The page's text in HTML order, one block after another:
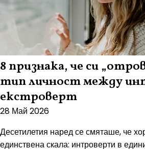
8 признака, че си
тип личност между
екстроверт
28 Май 2026
Десетилетия наред се смяташе, че
единствена скала: интроверти в